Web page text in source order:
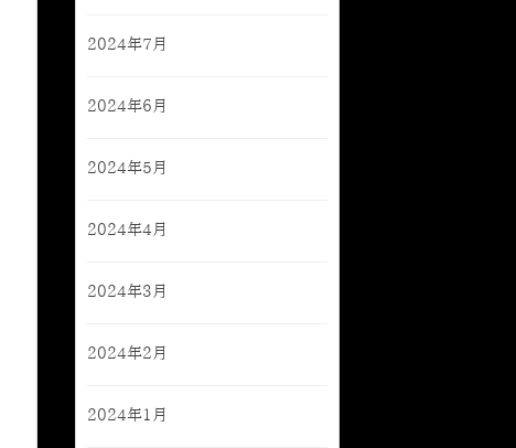
2024年7月
2024年6月
2024年5月
2024年4月
2024年3月
2024年2月
2024年1月